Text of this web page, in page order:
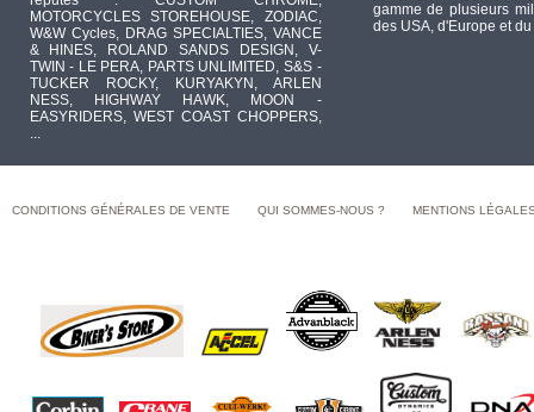
MOTORCYCLES STOREHOUSE, ZODIAC,
W&W Cycles, DRAG SPECIALTIES, VANCE
& HINES, ROLAND SANDS DESIGN, V-
TWIN - LE PERA, PARTS UNLIMITED, S&S -
TUCKER ROCKY, KURYAKYN, ARLEN
NESS, HIGHWAY HAWK, MOON -
EASYRIDERS, WEST COAST CHOPPERS,
...
gamme de plusieurs
des USA, d'Europe et
CONDITIONS GÉNÉRALES DE VENTE QUI SOMMES-NOUS ? MENTIONS